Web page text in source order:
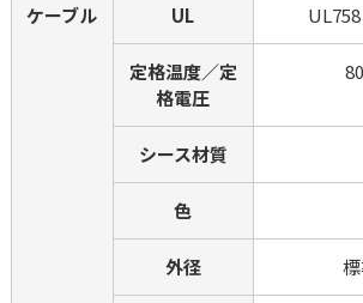
ケーブル UL UL758
定格温度／定
格電圧
シース材質
色
外径